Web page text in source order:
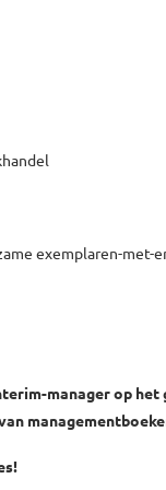
exemplaren-met-
manager op